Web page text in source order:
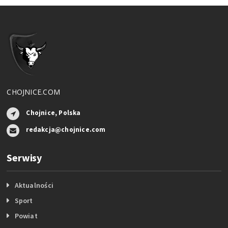
CHOJNICE.COM
Chojnice, Polska
redakcja@chojnice.com
Serwisy
Aktualności
Sport
Powiat